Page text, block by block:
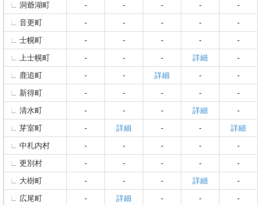
洞爺湖町
- - - -
-
音更町
- - - -
-
士幌町
- - - -
-
上士幌町
- - - 詳細
-
鹿追町
- - 詳細 -
-
新得町
- - - -
-
清水町
- - - 詳細
-
芽室町
- 詳細 - -
詳細
中札内村
- - - -
-
更別村
- - - -
-
大樹町
- - - 詳細
-
広尾町
- 詳細 - -
-